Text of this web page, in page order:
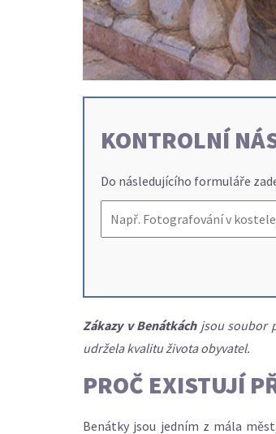
KONTROLNÍ
Do následujícího formuláře
Zákazy v Benátkáchjsou soubor
udržela kvalitu života obyvatel.
PROČ EXISTUJÍ
Benátky jsou jedním z mála